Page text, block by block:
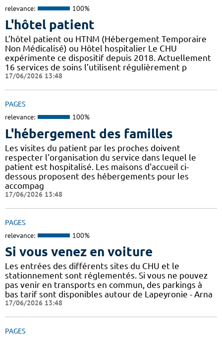
relevance: 100%
L'hôtel patient
L’hôtel patient ​​ou HTNM (Hébergement Temporaire
Non Médicalisé)​​​​​​ ou Hôtel hospitalier Le CHU
expérimente ce dispositif depuis 2018. Actuellement
16 services de soins l’utilisent régulièrement p
17/06/2026 13:48
PAGES
relevance: 100%
L'hébergement des familles
Les visites du patient par les proches doivent
respecter l'organisation du service dans lequel le
patient est hospitalisé. Les maisons d'accueil ci-
dessous proposent des hébergements pour les
accompag
17/06/2026 13:48
PAGES
relevance: 100%
Si vous venez en voiture
Les entrées des différents sites du CHU et le
stationnement sont réglementés. Si vous ne pouvez
pas venir en transports en commun, des parkings à
bas tarif sont disponibles autour de Lapeyronie - Arna
17/06/2026 13:48
PAGES